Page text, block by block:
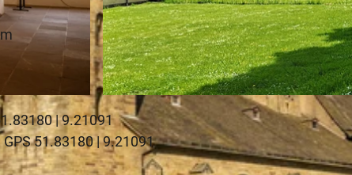
© Kulturland Kreis Höxter, Katja Krajewski | CC-BY-SA
| 9.21091
51.83180 | 9.21091